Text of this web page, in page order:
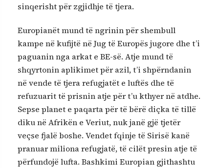
sinqerisht për zgjidhje të tjera.
Europianët mund të ngrinin për shembull
kampe në kufijtë në Jug të Europës jugore dhe t’i
paguanin nga arkat e BE-së. Atje mund të
shqyrtonin aplikimet për azil, t’i shpërndanin
në vende të tjera refugjatët e luftës dhe të
refuzuarit të prisnin atje për t’u kthyer në atdhe.
Sepse planet e paqarta për të bërë diçka të tillë
diku në Afrikën e Veriut, nuk janë gjë tjetër
veçse fjalë boshe. Vendet fqinje të Sirisë kanë
pranuar miliona refugjatë, të cilët presin atje të
përfundojë lufta. Bashkimi Europian gjithashtu